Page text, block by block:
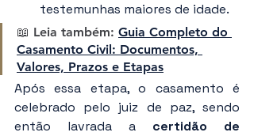
testemunhas maiores de idade.
📖 Leia também: Guia Completo do
Casamento Civil: Documentos,
Valores, Prazos e Etapas
Após essa etapa, o casamento é
celebrado pelo juiz de paz, sendo
então lavrada a certidão de